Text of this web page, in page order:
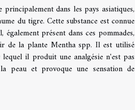
dans les pays asiatiques,
du tigre. Cette substance est connue
présent dans ces pommades,
de la plante Mentha spp. Il est utilisé
lequel il produit une analgésie n'est pas
peau et provoque une sensation de